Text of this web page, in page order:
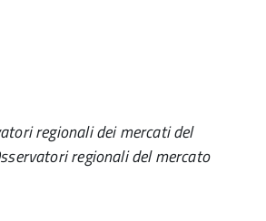
regionali dei mercati del
regionali del mercato